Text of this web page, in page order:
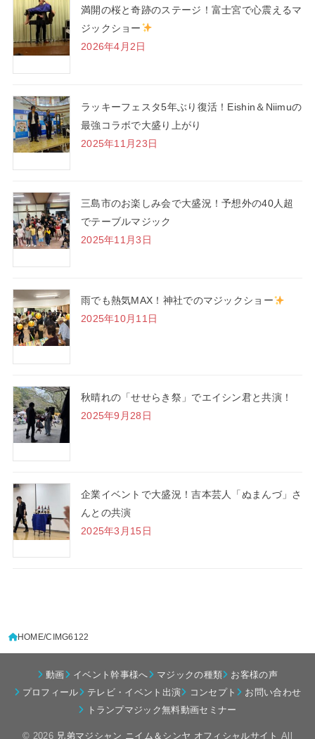
満開の桜と奇跡のステージ！富士宮で心震えるマ
ジックショー
2026年4月2日
ラッキーフェスタ5年ぶり復活！Eishin＆Niimuの
最強コラボで大盛り上がり
2025年11月23日
三島市のお楽しみ会で大盛況！予想外の40人超
でテーブルマジック
2025年11月3日
雨でも熱気MAX！神社でのマジックショー
2025年10月11日
秋晴れの「せせらき祭」でエイシン君と共演！
2025年9月28日
企業イベントで大盛況！吉本芸人「ぬまんづ」さ
んとの共演
2025年3月15日
HOME CIMG6122
動画 イベント幹事様へ マジックの種類
お客様の声
プロフィール
テレビ・イベント出演 コンセプト
お問い合わせ
トランプマジック無料動画セミナー
© 2026 兄弟マジシャン ニイム＆シンヤ オフィシャルサイト All